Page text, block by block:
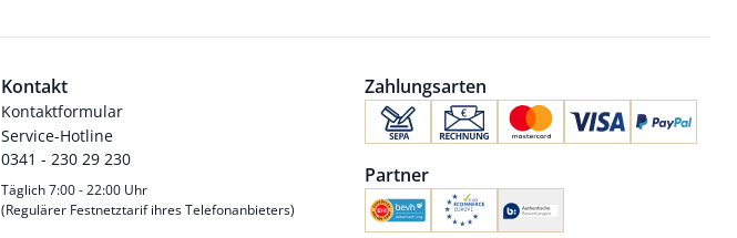
Kontakt
Kontaktformular
Service-Hotline
0341 - 230 29 230
Täglich 7:00 - 22:00 Uhr
(Regulärer Festnetztarif ihres Telefonanbieters)
Zahlungsarten
Partner